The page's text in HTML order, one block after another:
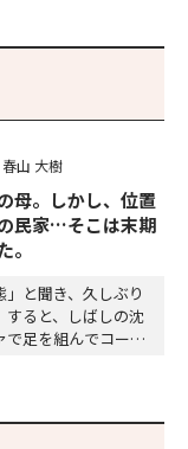
春山 大樹
母。しかし、位置
民家…そこは末期
。
」と聞き、久しぶり
すると、しばしの沈
足を組んでコーヒ
あなたの超…